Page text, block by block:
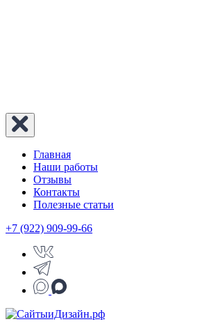
Главная
Наши работы
Отзывы
Контакты
Полезные статьи
+7 (922) 909-99-66